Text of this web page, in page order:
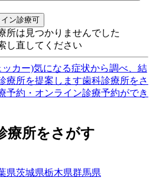
ン診療可
所は見つかりませんでした
し直してください
ッカー)気になる症状から調べ、結
療所を提案します歯科診療所をさ
予約・オンライン診療予約ができ
療所をさがす
県茨城県栃木県群馬県